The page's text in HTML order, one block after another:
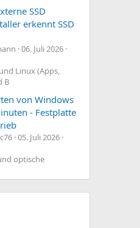
SSD
erkennt SSD
06. Juli 2026
Linux (Apps,
B
von Windows
- Festplatte
05. Juli 2026
optische